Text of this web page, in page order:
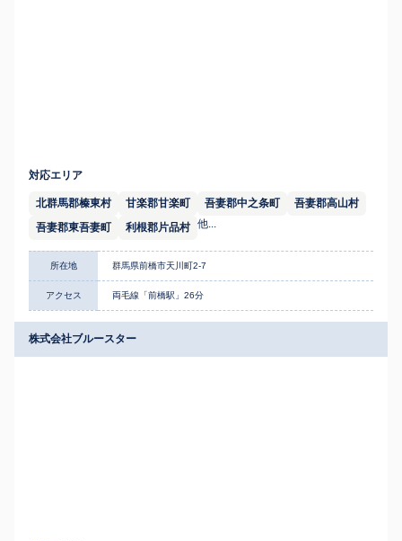
対応エリア
北群馬郡榛東村 甘楽郡甘楽町 吾妻郡中之条町
吾妻郡高山村
吾妻郡東吾妻町
利根郡片品村 他...
所在地 群馬県前橋市天川町2-7
アクセス 両毛線「前橋駅」26分
株式会社ブルースター